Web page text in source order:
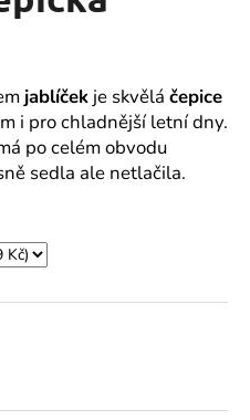
jablíček je skvělá čepice
i pro chladnější letní dny.
po celém obvodu
sedla ale netlačila.